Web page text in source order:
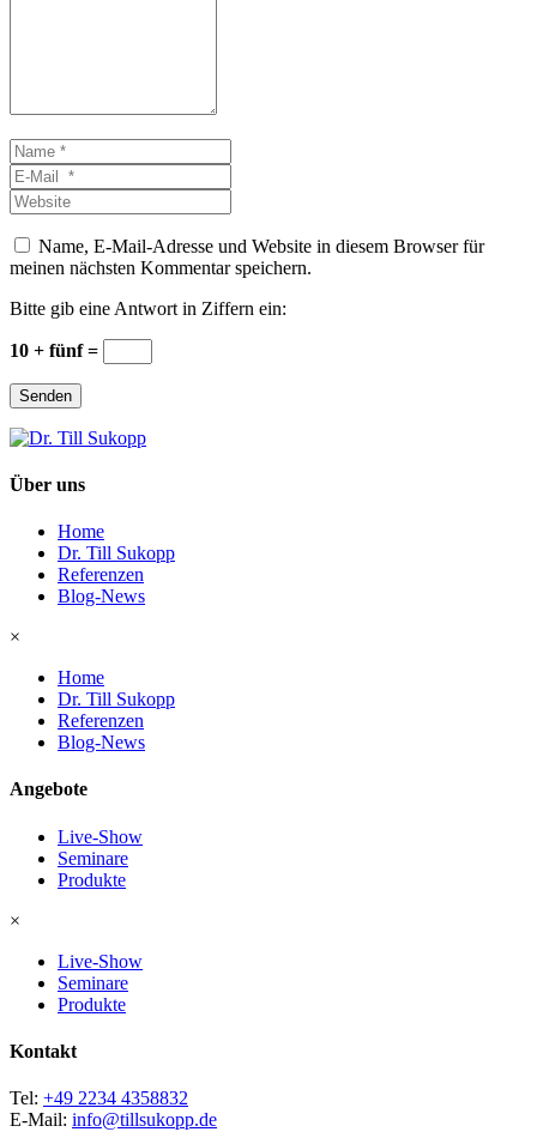
Name
*E-
Mail
*
Website
Name, E-Mail-Adresse und Website in diesem Browser für
meinen nächsten Kommentar speichern.
Bitte gib eine Antwort in Ziffern ein:
10 + fünf =
Senden
Über uns
Home
Dr. Till Sukopp
Referenzen
Blog-News
×
Home
Dr. Till Sukopp
Referenzen
Blog-News
Angebote
Live-Show
Seminare
Produkte
×
Live-Show
Seminare
Produkte
Kontakt
Tel: +49 2234 4358832
E-Mail: info@tillsukopp.de